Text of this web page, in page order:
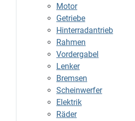
Motor
Getriebe
Hinterradantrieb
Rahmen
Vordergabel
Lenker
Bremsen
Scheinwerfer
Elektrik
Räder